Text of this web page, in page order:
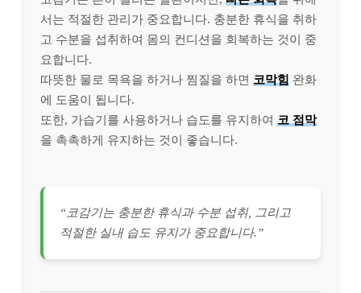
서는 적절한 관리가 중요합니다. 충분한 휴식을 취하
고 수분을 섭취하여 몸의 컨디션을 회복하는 것이 중
요합니다.
따뜻한 물로 목욕을 하거나 찜질을 하면 코막힘 완화
에 도움이 됩니다.
또한, 가습기를 사용하거나 습도를 유지하여 코 점막
을 촉촉하게 유지하는 것이 좋습니다.
“코감기는 충분한 휴식과 수분 섭취, 그리고
적절한 실내 습도 유지가 중요합니다.”